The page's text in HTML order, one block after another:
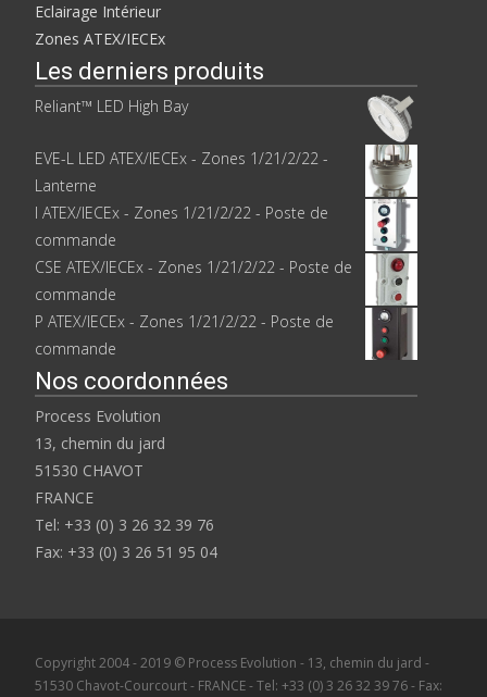
Eclairage Intérieur
Zones ATEX/IECEx
Les derniers produits
Reliant™ LED High Bay
EVE-L LED ATEX/IECEx - Zones 1/21/2/22 -
Lanterne
I ATEX/IECEx - Zones 1/21/2/22 - Poste de
commande
CSE ATEX/IECEx - Zones 1/21/2/22 - Poste de
commande
P ATEX/IECEx - Zones 1/21/2/22 - Poste de
commande
Nos coordonnées
Process Evolution
13, chemin du jard
51530 CHAVOT
FRANCE
Tel: +33 (0) 3 26 32 39 76
Fax: +33 (0) 3 26 51 95 04
Copyright 2004 - 2019 © Process Evolution - 13, chemin du jard -
51530 Chavot-Courcourt - FRANCE - Tel: +33 (0) 3 26 32 39 76 - Fax: